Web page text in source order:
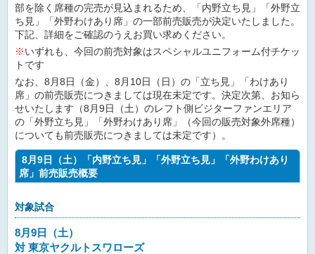
部を除く席種の完売が見込まれるため、「内野立ち見」「外野立
ち見」「外野わけあり席」の一部前売販売が決定いたしました。
下記、詳細をご確認のうえお買い求めください。
※いずれも、今回の前売対象はスペシャルユニフォーム付チケッ
トです
なお、8月8日（金）、8月10日（日）の「立ち見」「わけあり
席」の前売販売につきましては現在未定です。決定次第、お知ら
せいたします（8月9日（土）のレフト側ビジターファンエリア
の「外野立ち見」「外野わけあり席」（今回の販売対象外席種）
についても前売販売につきましては未定です）。
8月9日（土）「内野立ち見」「外野立ち見」「外野わけあり
席」前売販売概要
対象試合
8月9日（土）
対 東京ヤクルトスワローズ